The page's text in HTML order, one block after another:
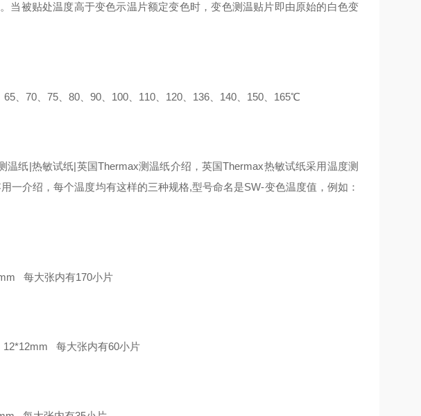
当被贴处温度高于变色示温片额定变色时，变色测温贴片即由原始的白色变
、70、75、80、90、100、110、120、136、140、150、165℃
纸|热敏试纸|英国Thermax测温纸介绍，英国Thermax热敏试纸采用温度测
一介绍，每个温度均有这样的三种规格,型号命名是SW-变色温度值，例如：
每大张内有170小片
每大张内有60小片